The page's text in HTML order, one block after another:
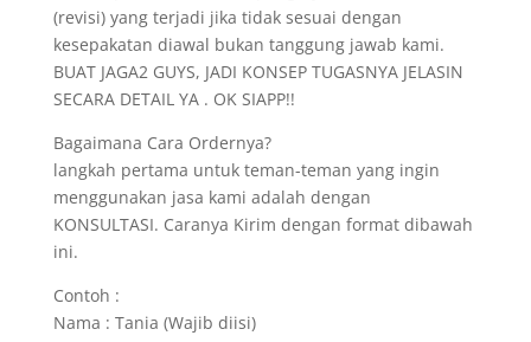
(revisi) yang terjadi jika tidak sesuai dengan
kesepakatan diawal bukan tanggung jawab kami.
BUAT JAGA2 GUYS, JADI KONSEP TUGASNYA JELASIN
SECARA DETAIL YA . OK SIAPP!!
Bagaimana Cara Ordernya?
langkah pertama untuk teman-teman yang ingin
menggunakan jasa kami adalah dengan
KONSULTASI. Caranya Kirim dengan format dibawah
ini.
Contoh :
Nama : Tania (Wajib diisi)